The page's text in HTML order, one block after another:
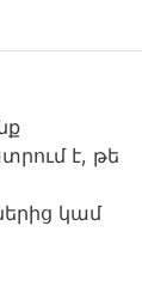
է, թե
կամ